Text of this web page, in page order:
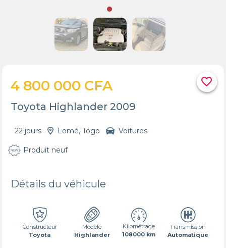
favorite_border
4 800 000 CFA
Toyota Highlander 2009
22 jours Lomé, Togo Voitures
Produit neuf
Détails du véhicule
Constructeur
Toyota
Modèle
Highlander
Kilométrage
108000 km
Transmission
Automatique